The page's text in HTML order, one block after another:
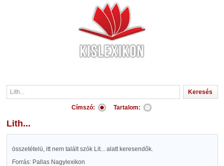
Címszó: Tartalom:
Lith...
összetételü, itt nem talált szók Lit... alatt keresendők.
Forrás: Pallas Nagylexikon